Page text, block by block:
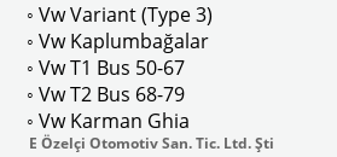
isteyenler için tercih edilir.
◦ Vw Variant (Type 3)
◦ Vw Kaplumbağalar
◦ Vw T1 Bus 50-67
◦ Vw T2 Bus 68-79
◦ Vw Karman Ghia
E Özelçi Otomotiv San. Tic. Ltd. Şti